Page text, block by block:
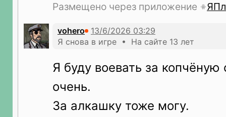
Размещено через приложение
vohero
Я снова в игре • На сайте 13 лет
Я буду воевать за
очень.
За алкашку тоже могу.